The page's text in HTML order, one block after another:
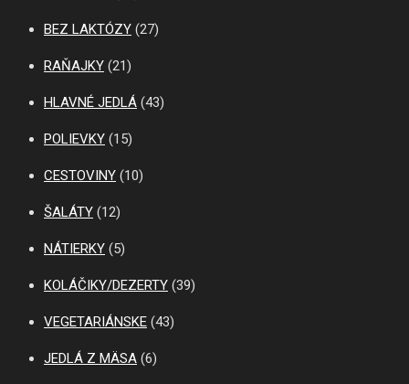
BEZ LAKTÓZY (27)
RAŇAJKY (21)
HLAVNÉ JEDLÁ (43)
POLIEVKY (15)
CESTOVINY (10)
ŠALÁTY (12)
NÁTIERKY (5)
KOLÁČIKY/DEZERTY (39)
VEGETARIÁNSKE (43)
JEDLÁ Z MÄSA (6)